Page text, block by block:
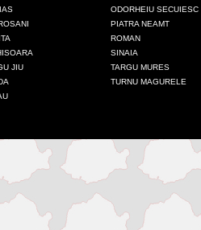
ODORHEIU SECUIESC
PIATRA NEAMT
ROMAN
SINAIA
JIU
TARGU MURES
TURNU MAGURELE